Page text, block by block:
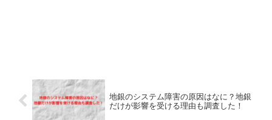
地銀のシステム障害の原因はなに？地銀
だけが影響を受ける理由も調査した！